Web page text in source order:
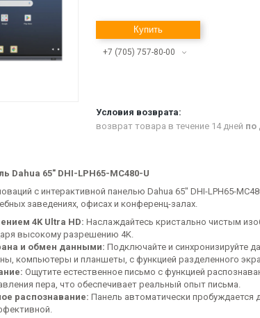
Купить
+7 (705) 757-80-00
возврат товара в течение 14 дней по
Dahua 65" DHI-LPH65-MC480-U
с интерактивной панелью Dahua 65" DHI-LPH65-
заведениях, офисах и конференц-залах.
4K Ultra HD: Наслаждайтесь кристально чистым
высокому разрешению 4K.
и обмен данными: Подключайте и синхронизируйте
компьютеры и планшеты, с функцией разделенного
Ощутите естественное письмо с функцией
пера, что обеспечивает реальный опыт письма.
распознавание: Панель автоматически пробуждается